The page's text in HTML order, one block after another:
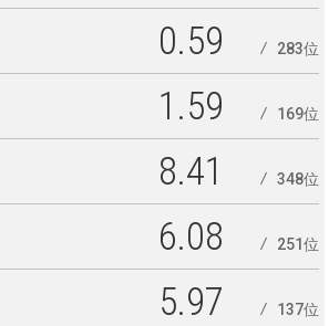
0.59 283位
1.59 169位
8.41 348位
6.08 251位
5.97 137位